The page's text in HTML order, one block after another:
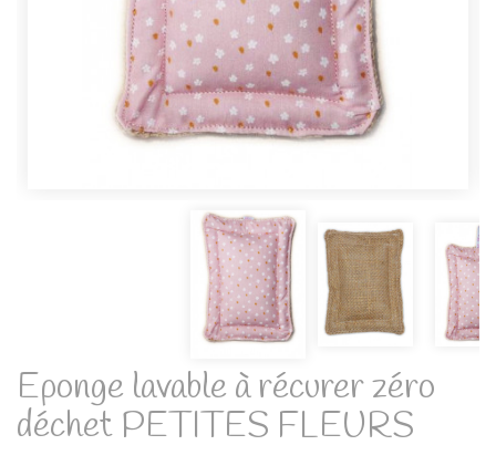
Eponge lavable à récurer zéro
déchet PETITES FLEURS